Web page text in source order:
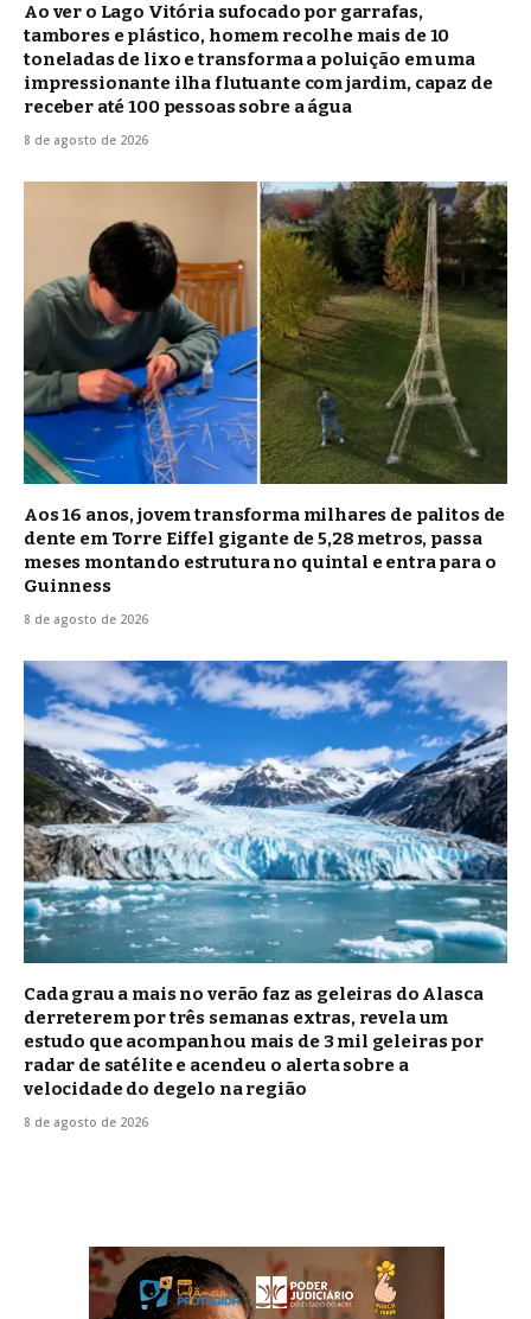
Ao ver o Lago Vitória sufocado por garrafas,
tambores e plástico, homem recolhe mais de 10
toneladas de lixo e transforma a poluição em uma
impressionante ilha flutuante com jardim, capaz de
receber até 100 pessoas sobre a água
8 de agosto de 2026
Aos 16 anos, jovem transforma milhares de palitos de
dente em Torre Eiffel gigante de 5,28 metros, passa
meses montando estrutura no quintal e entra para o
Guinness
8 de agosto de 2026
Cada grau a mais no verão faz as geleiras do Alasca
derreterem por três semanas extras, revela um
estudo que acompanhou mais de 3 mil geleiras por
radar de satélite e acendeu o alerta sobre a
velocidade do degelo na região
8 de agosto de 2026